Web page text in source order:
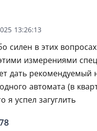
13:26:13
силен в этих
измерениями
дать рекомендуемый
автомата (в
я успел загуглить